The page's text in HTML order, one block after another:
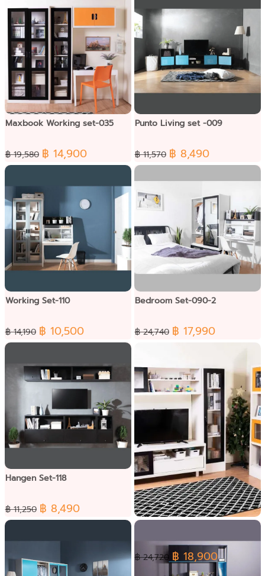
Maxbook Working set-035
฿ 19,580 ฿ 14,900
Punto Living set -009
฿ 11,570 ฿ 8,490
Working Set-110
฿ 14,190 ฿ 10,500
Bedroom Set-090-2
฿ 24,740 ฿ 17,990
Hangen Set-118
฿ 11,250 ฿ 8,490
Lite Living Set-019
฿ 24,720 ฿ 18,900